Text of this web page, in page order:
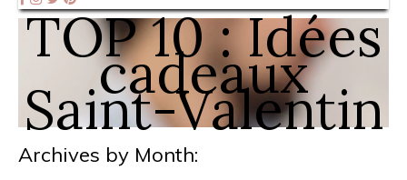
TOP 10 : Idées
cadeaux
Saint-Valentin
Archives by Month: